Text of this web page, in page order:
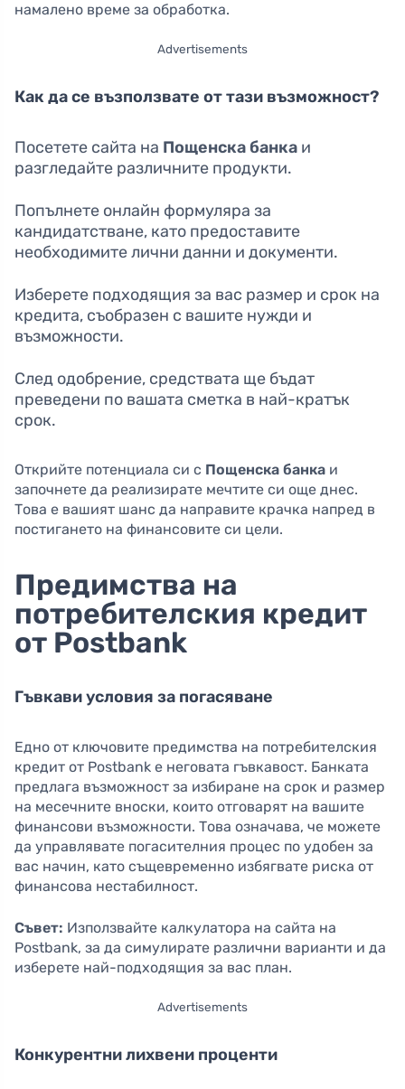
намалено време за обработка.
Advertisements
Как да се възползвате от тази възможност?
Посетете сайта на Пощенска банка и
разгледайте различните продукти.
Попълнете онлайн формуляра за
кандидатстване, като предоставите
необходимите лични данни и документи.
Изберете подходящия за вас размер и срок на
кредита, съобразен с вашите нужди и
възможности.
След одобрение, средствата ще бъдат
преведени по вашата сметка в най-кратък
срок.
Открийте потенциала си с Пощенска банка и
започнете да реализирате мечтите си още днес.
Това е вашият шанс да направите крачка напред в
постигането на финансовите си цели.
Предимства на
потребителския кредит
от Postbank
Гъвкави условия за погасяване
Едно от ключовите предимства на потребителския
кредит от Postbank е неговата гъвкавост. Банката
предлага възможност за избиране на срок и размер
на месечните вноски, които отговарят на вашите
финансови възможности. Това означава, че можете
да управлявате погасителния процес по удобен за
вас начин, като същевременно избягвате риска от
финансова нестабилност.
Съвет: Използвайте калкулатора на сайта на
Postbank, за да симулирате различни варианти и да
изберете най-подходящия за вас план.
Advertisements
Конкурентни лихвени проценти